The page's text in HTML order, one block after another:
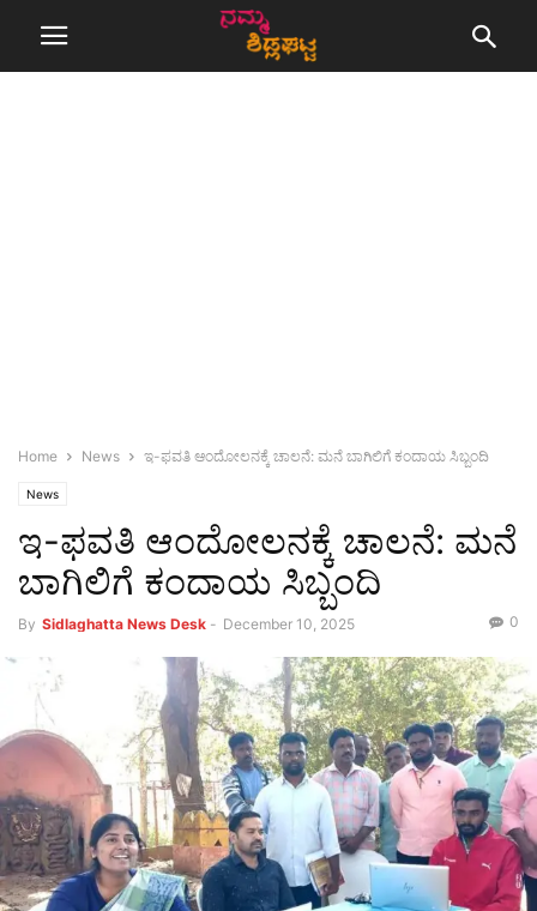
Home News ಇ-ಫವತಿ ಆಂದೋಲನಕ್ಕೆ ಚಾಲನೆ: ಮನೆ ಬಾಗಿಲಿಗೆ ಕಂದಾಯ ಸಿಬ್ಬಂದಿ
News
ಇ-ಫವತಿ ಆಂದೋಲನಕ್ಕೆ ಚಾಲನೆ: ಮನೆ
ಬಾಗಿಲಿಗೆ ಕಂದಾಯ ಸಿಬ್ಬಂದಿ
By Sidlaghatta News Desk - December 10, 2025 0